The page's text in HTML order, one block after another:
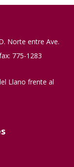
Norte entre Ave.
775-1283
Llano frente al